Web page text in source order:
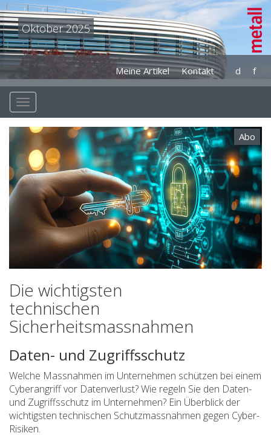
Oktober 2025
Meine Artikel Kontakt d f
Abo
Die wichtigsten
technischen
Sicherheitsmassnahmen
Daten- und Zugriffsschutz
Welche Massnahmen im Unternehmen schützen bei einem
Cyberangriff vor Datenverlust? Wie regeln Sie den Daten-
und Zugriffsschutz im Unternehmen? Ein Überblick der
wichtigsten technischen Schutzmassnahmen gegen Cyber-
Risiken.